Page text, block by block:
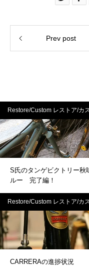
Prev post
Restore/Custom レストア/カ
S氏のタンゲビクトリー秋
ルー 完了編！
Restore/Custom レストア/カ
CARRERAの進捗状況